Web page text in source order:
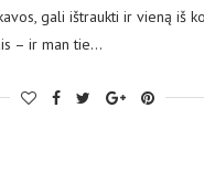
gali ištraukti ir vieną iš
– ir man tie…